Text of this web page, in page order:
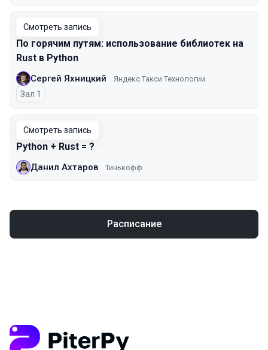
Смотреть запись
По горячим путям: использование библиотек на
Rust в Python
Сергей Яхницкий Яндекс Такси Технологии
Зал 1
Смотреть запись
Python + Rust = ?
Данил Ахтаров Тинькофф
Расписание